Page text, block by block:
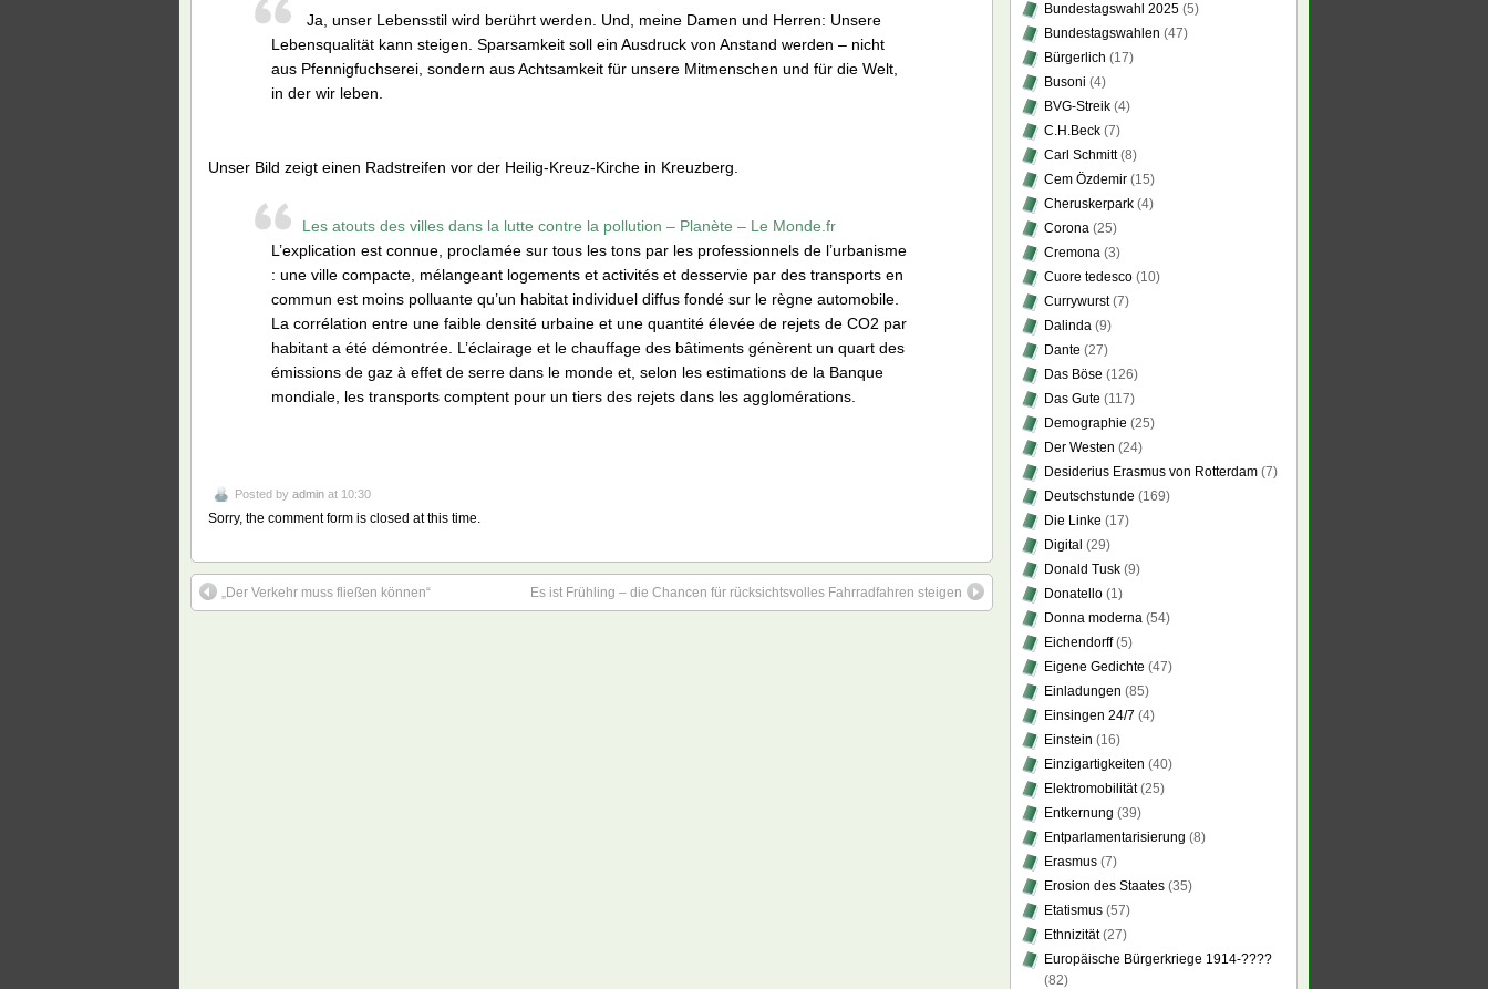
Ja, unser Lebensstil wird berührt werden. Und, meine Damen und Herren: Unsere
Lebensqualität kann steigen. Sparsamkeit soll ein Ausdruck von Anstand werden – nicht
aus Pfennigfuchserei, sondern aus Achtsamkeit für unsere Mitmenschen und für die Welt,
in der wir leben.
Unser Bild zeigt einen Radstreifen vor der Heilig-Kreuz-Kirche in Kreuzberg.
Les atouts des villes dans la lutte contre la pollution – Planète – Le Monde.fr
L’explication est connue, proclamée sur tous les tons par les professionnels de l’urbanisme
: une ville compacte, mélangeant logements et activités et desservie par des transports en
commun est moins polluante qu’un habitat individuel diffus fondé sur le règne automobile.
La corrélation entre une faible densité urbaine et une quantité élevée de rejets de CO2 par
habitant a été démontrée. L’éclairage et le chauffage des bâtiments génèrent un quart des
émissions de gaz à effet de serre dans le monde et, selon les estimations de la Banque
mondiale, les transports comptent pour un tiers des rejets dans les agglomérations.
Posted by admin at 10:30
Sorry, the comment form is closed at this time.
„Der Verkehr muss fließen können“ Es ist Frühling – die Chancen für rücksichtsvolles Fahrradfahren steigen
Bundestagswahl 2025 (5)
Bundestagswahlen (47)
Bürgerlich (17)
Busoni (4)
BVG-Streik (4)
C.H.Beck (7)
Carl Schmitt(8)
Cem Özdemir (15)
Cheruskerpark (4)
Corona (25)
Cremona (3)
Cuore tedesco (10)
Currywurst(7)
Dalinda (9)
Dante (27)
Das Böse (126)
Das Gute (117)
Demographie (25)
Der Westen (24)
Desiderius Erasmus von Rotterdam (7)
Deutschstunde (169)
Die Linke (17)
Digital (29)
Donald Tusk (9)
Donatello (1)
Donna moderna (54)
Eichendorff(5)
Eigene Gedichte (47)
Einladungen (85)
Einsingen 24/7 (4)
Einstein (16)
Einzigartigkeiten (40)
Elektromobilität(25)
Entkernung (39)
Entparlamentarisierung (8)
Erasmus (7)
Erosion des Staates (35)
Etatismus (57)
Ethnizität(27)
Europäische Bürgerkriege 1914-????
(82)